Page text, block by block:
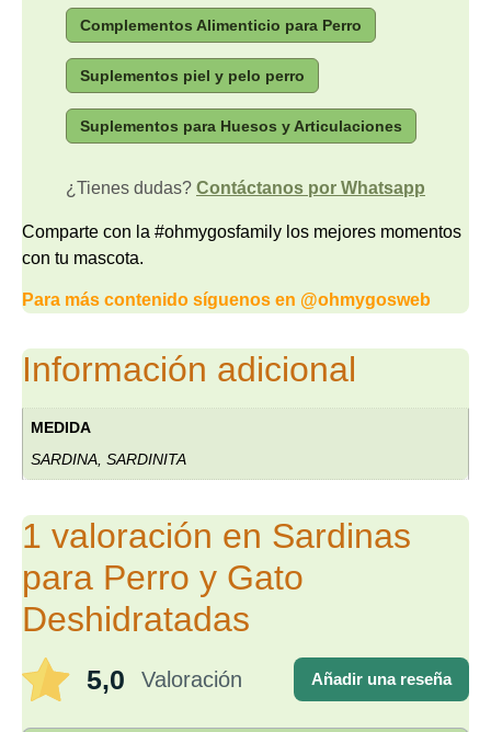
Complementos Alimenticio para Perro
Suplementos piel y pelo perro
Suplementos para Huesos y Articulaciones
¿Tienes dudas? Contáctanos por Whatsapp
Comparte con la #ohmygosfamily los mejores momentos
con tu mascota.
Para más contenido síguenos en @ohmygosweb
Información adicional
MEDIDA
SARDINA, SARDINITA
1 valoración en Sardinas
para Perro y Gato
Deshidratadas
5,0 Valoración Añadir una reseña